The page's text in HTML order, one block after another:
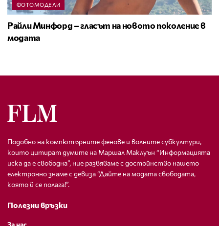
ФОТОМОДЕЛИ
Райли Минфорд – гласът на новото поколение в
модата
Подобно на компютърните фенове и волните субкултури,
които цитират думите на Маршал Маклуън “Информацията
иска да е свободна”, ние развяваме с достойнство нашето
електронно знаме с девиза “Дайте на модата свободата,
която й се полага!”.
Полезни връзки
За нас